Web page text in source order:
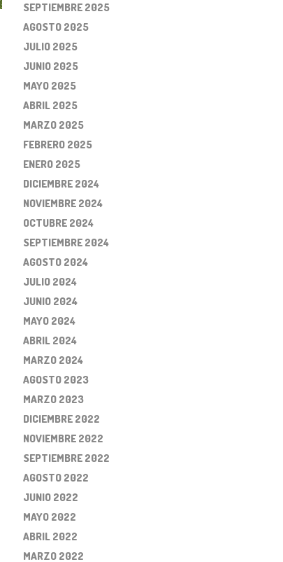
SEPTIEMBRE 2025
AGOSTO 2025
JULIO 2025
JUNIO 2025
MAYO 2025
ABRIL 2025
MARZO 2025
FEBRERO 2025
ENERO 2025
DICIEMBRE 2024
NOVIEMBRE 2024
OCTUBRE 2024
SEPTIEMBRE 2024
AGOSTO 2024
JULIO 2024
JUNIO 2024
MAYO 2024
ABRIL 2024
MARZO 2024
AGOSTO 2023
MARZO 2023
DICIEMBRE 2022
NOVIEMBRE 2022
SEPTIEMBRE 2022
AGOSTO 2022
JUNIO 2022
MAYO 2022
ABRIL 2022
MARZO 2022